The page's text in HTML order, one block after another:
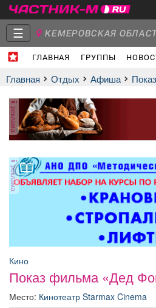
☰ КЕМЕРОВСКАЯ
ГЛАВНАЯ ГРУППЫ
Объявления Недвижимость
Афиша Обучение
Главная Отдых афиша
реклама
реклама
Кино
Показ фильма «Дед
Место: Кинотеатр Starmax Cinema